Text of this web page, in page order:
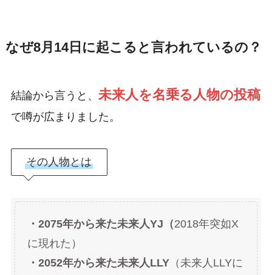
なぜ8月14日に起こると言われているの？
結論から言うと、 未来人を名乗る人物の投稿
で噂が広まりました。
その人物とは
・2075年から来た未来人YJ（2018年突如X
に現れた）
・2052年から来た未来人LLY（未来人LLYに